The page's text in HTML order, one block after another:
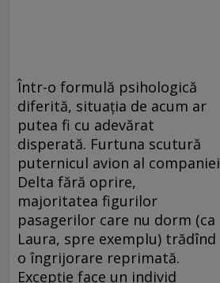
Într-o formulă psihologică
diferită, situaţia de acum ar
putea fi cu adevărat
disperată. Furtuna scutură
puternicul avion al companiei
Delta fără oprire,
majoritatea figurilor
pasagerilor care nu dorm (ca
Laura, spre exemplu) trădînd
o îngrijorare reprimată.
Excepţie face un individ